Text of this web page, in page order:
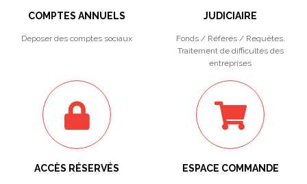
COMPTES ANNUELS
Déposer des comptes sociaux
JUDICIAIRE
Fonds / Référés / Requêtes.
Traitement de difficultés des
entreprises
ACCÈS RÉSERVÉS ESPACE COMMANDE